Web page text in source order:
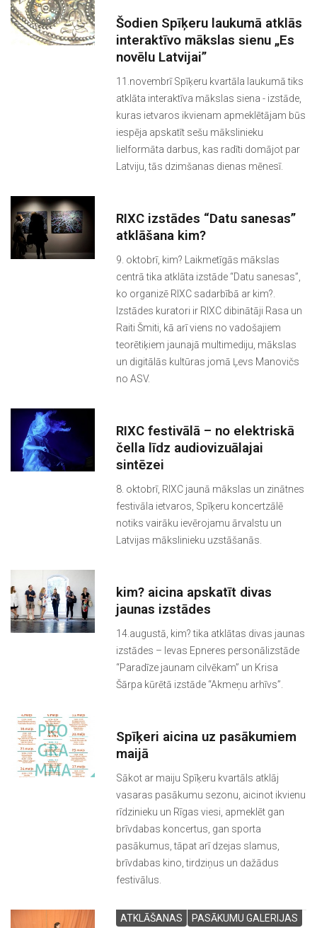
Šodien Spīķeru laukumā atklās
interaktīvo mākslas sienu „Es
novēlu Latvijai”
11.novembrī Spīķeru kvartāla laukumā tiks
atklāta interaktīva mākslas siena - izstāde,
kuras ietvaros ikvienam apmeklētājam būs
iespēja apskatīt sešu mākslinieku
lielformāta darbus, kas radīti domājot par
Latviju, tās dzimšanas dienas mēnesī.
RIXC izstādes “Datu sanesas”
atklāšana kim?
9. oktobrī, kim? Laikmetīgās mākslas
centrā tika atklāta izstāde “Datu sanesas”,
ko organizē RIXC sadarbībā ar kim?.
Izstādes kuratori ir RIXC dibinātāji Rasa un
Raiti Šmiti, kā arī viens no vadošajiem
teorētiķiem jaunajā multimediju, mākslas
un digitālās kultūras jomā Ļevs Manovičs
no ASV.
RIXC festivālā – no elektriskā
čella līdz audiovizuālajai
sintēzei
8. oktobrī, RIXC jaunā mākslas un zinātnes
festivāla ietvaros, Spīķeru koncertzālē
notiks vairāku ievērojamu ārvalstu un
Latvijas mākslinieku uzstāšanās.
kim? aicina apskatīt divas
jaunas izstādes
14.augustā, kim? tika atklātas divas jaunas
izstādes – Ievas Epneres personālizstāde
“Paradīze jaunam cilvēkam” un Krisa
Šārpa kūrētā izstāde “Akmeņu arhīvs”.
Spīķeri aicina uz pasākumiem
maijā
Sākot ar maiju Spīķeru kvartāls atklāj
vasaras pasākumu sezonu, aicinot ikvienu
rīdzinieku un Rīgas viesi, apmeklēt gan
brīvdabas koncertus, gan sporta
pasākumus, tāpat arī dzejas slamus,
brīvdabas kino, tirdziņus un dažādus
festivālus.
ATKLĀŠANAS PASĀKUMU GALERIJAS